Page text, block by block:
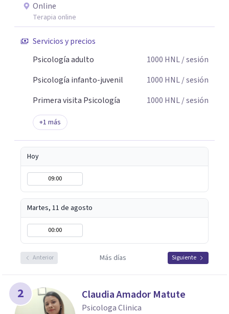
Online
Terapia online
Servicios y precios
Psicología adulto
1000 HNL/ sesión
Psicología infanto-juvenil
1000 HNL/ sesión
Primera visita Psicología
1000 HNL/ sesión
+1 más
Hoy
09:00
Martes, 11 de agosto
00:00
Anterior Más días Siguiente
2 Claudia Amador Matute
Psicologa Clinica